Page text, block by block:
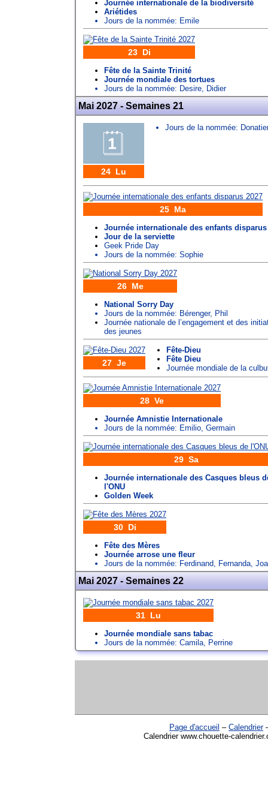
Journée internationale de la biodiversité
Ariétides
Jours de la nommée: Emile
23 Di
Fête de la Sainte Trinité
Journée mondiale des tortues
Jours de la nommée: Desire Didier
Mai 2027 - Semaines 21
24 Lu
Jours de la nommée:
25 Ma
Journée internationale des enfants disparus
Jour de la serviette
Geek Pride Day
Jours de la nommée: Sophie
26 Me
National Sorry Day
Jours de la nommée: Bérenger, Phil
Journée nationale de l’engagement et des
des jeunes
27 Je
Fête-Dieu
Fête Dieu
Journée mondiale de la
28 Ve
Journée Amnistie Internationale
Jours de la nommée: Emilio Germain
29 Sa
Journée internationale des Casques bleus
l'ONU
Golden Week
30 Di
Fête des Mères
Journée arrose une fleur
Jours de la nommée: Ferdinand Fernanda
Mai 2027 - Semaines 22
31 Lu
Journée mondiale sans tabac
Jours de la nommée: Camila Perrine
Page d'accueil – Calendrier
Calendrier www.chouette-